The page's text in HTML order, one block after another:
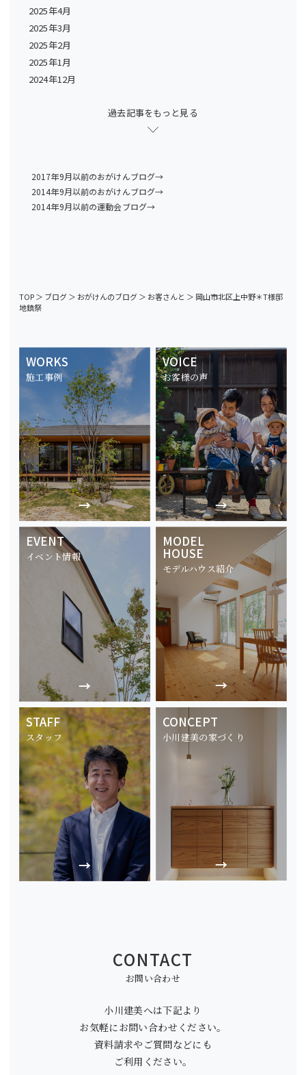
2025年4月
2025年3月
2025年2月
2025年1月
2024年12月
過去記事をもっと見る
2017年9月以前のおがけんブログ→
2014年9月以前のおがけんブログ→
2014年9月以前の運動会ブログ→
TOP＞ ブログ＞ おがけんのブログ＞ お客さんと ＞ 岡山市北区上中野＊T様邸
地鎮祭
WORKS
施工事例
VOICE
お客様の声
EVENT
イベント情報
MODEL
HOUSE
モデルハウス紹介
STAFF
スタッフ
CONCEPT
小川建美の家づくり
CONTACT
お問い合わせ
小川建美へは下記より
お気軽にお問い合わせください。
資料請求やご質問などにも
ご利用ください。